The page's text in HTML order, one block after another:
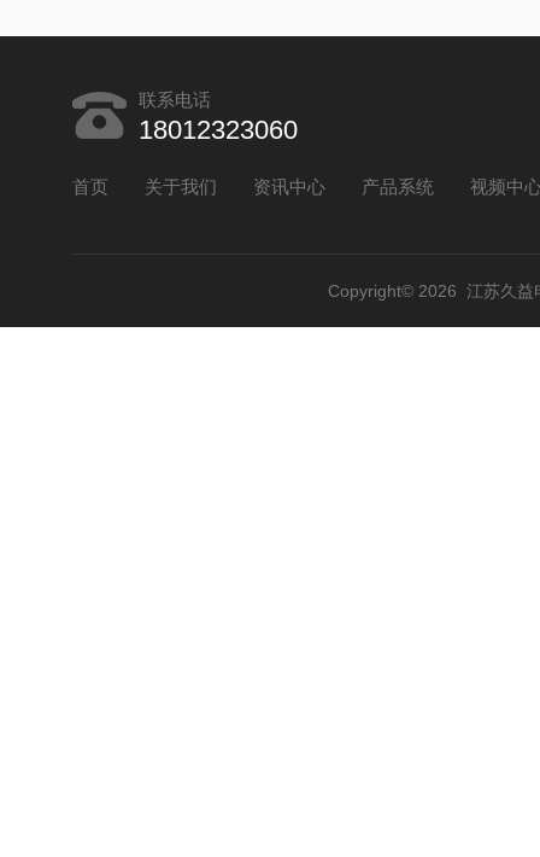
联系电话
18012323060
首页 关于我们 资讯中心 产品系统 视频中
Copyright© 2026 江苏久